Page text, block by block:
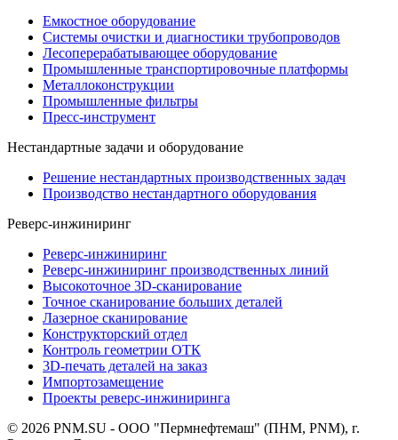
Емкостное оборудование
Системы очистки и диагностики трубопроводов
Лесоперерабатывающее оборудование
Промышленные транспортировочные платформы
Металлоконструкции
Промышленные фильтры
Пресс-инструмент
Нестандартные задачи и оборудование
Решение нестандартных производственных задач
Производство нестандартного оборудования
Реверс-инжиниринг
Реверс-инжиниринг
Реверс-инжиниринг производственных линий
Высокоточное 3D-сканирование
Точное сканирование больших деталей
Лазерное сканирование
Конструкторский отдел
Контроль геометрии ОТК
3D-печать деталей на заказ
Импортозамещение
Проекты реверс-инжиниринга
© 2026 PNM.SU - ООО "Пермнефтемаш" (ПНМ, PNM), г.